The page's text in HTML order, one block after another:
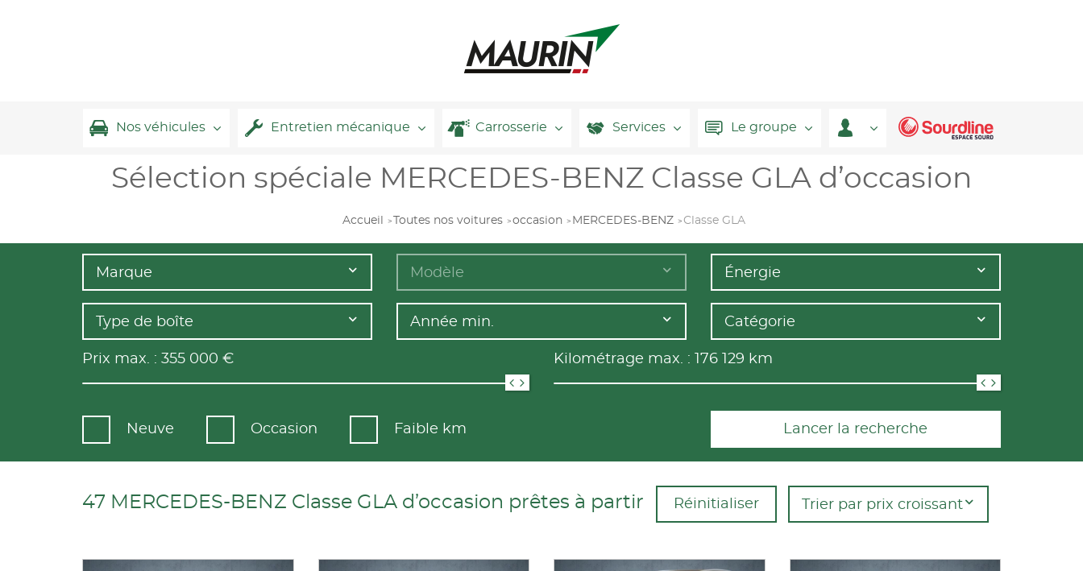
Nos véhicules Entretien mécanique Carrosserie Services Le groupe
Sélection spéciale MERCEDES-BENZ Classe GLA d’occasion
Accueil Toutes nos voitures occasion MERCEDES-BENZ Classe GLA
Marque Modèle Énergie
Type de boîte Année min. Catégorie
Prix max. : 355 000 € Kilométrage max. : 176 129 km
Neuve Occasion Faible km Lancer la recherche
47 MERCEDES-BENZ Classe GLA d’occasion prêtes à partir Réinitialiser Trier par prix croissant